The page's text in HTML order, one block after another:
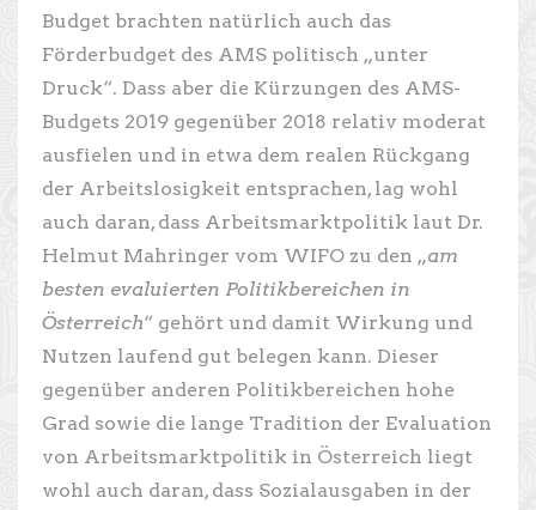
Budget brachten natürlich auch das
Förderbudget des AMS politisch „unter
Druck“. Dass aber die Kürzungen des AMS-
Budgets 2019 gegenüber 2018 relativ moderat
ausfielen und in etwa dem realen Rückgang
der Arbeitslosigkeit entsprachen, lag wohl
auch daran, dass Arbeitsmarktpolitik laut Dr.
Helmut Mahringer vom WIFO zu den „am
besten evaluierten Politikbereichen in
Österreich“ gehört und damit Wirkung und
Nutzen laufend gut belegen kann. Dieser
gegenüber anderen Politikbereichen hohe
Grad sowie die lange Tradition der Evaluation
von Arbeitsmarktpolitik in Österreich liegt
wohl auch daran, dass Sozialausgaben in der